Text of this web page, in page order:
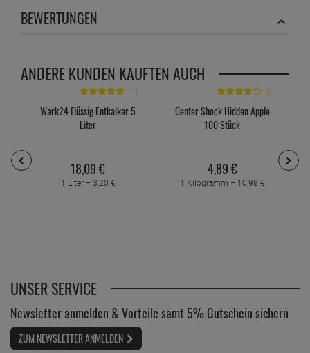
BEWERTUNGEN
ANDERE KUNDEN KAUFTEN AUCH
11
Wark24 Flüssig Entkalker 5
Liter
18,09€
1 Liter = 3,20 €
3
Center Shock Hidden Apple
100 Stück
4,89€
1 Kilogramm = 10,98 €
UNSER SERVICE
Newsletter anmelden & Vorteile samt 5% Gutschein sichern
ZUM NEWSLETTER ANMELDEN